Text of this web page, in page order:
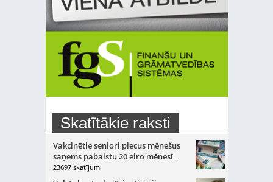
Skatītākie raksti
Vakcinētie seniori piecus mēnešus
saņems pabalstu 20 eiro mēnesī -
23697 skatījumi